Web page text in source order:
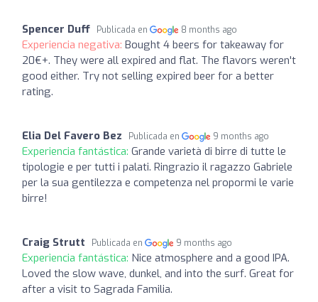
Spencer Duff Publicada en 8 months ago
Experiencia negativa: Bought 4 beers for takeaway for
20€+. They were all expired and flat. The flavors weren't
good either. Try not selling expired beer for a better
rating.
Elia Del Favero Bez Publicada en 9 months ago
Experiencia fantástica: Grande varietà di birre di tutte le
tipologie e per tutti i palati. Ringrazio il ragazzo Gabriele
per la sua gentilezza e competenza nel propormi le varie
birre!
Craig Strutt Publicada en 9 months ago
Experiencia fantástica: Nice atmosphere and a good IPA.
Loved the slow wave, dunkel, and into the surf. Great for
after a visit to Sagrada Familia.